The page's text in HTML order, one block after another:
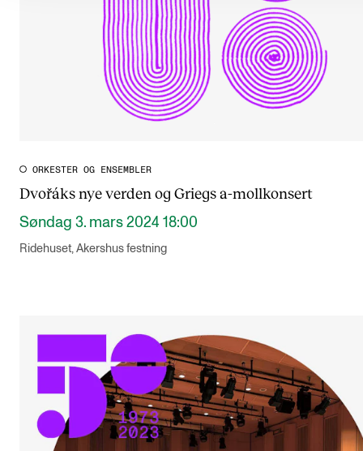
ORKESTER OG ENSEMBLER
Dvořáks nye verden og Griegs a-mollkonsert
Søndag 3. mars 2024 18:00
Ridehuset, Akershus festning